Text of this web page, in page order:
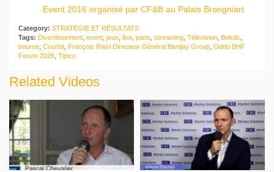
Event 2016 organisé par CF&B au Palais Brongniart
Category: STRATEGIE ET RÉSULTATS
Tags: Divertissement event jeux live paris streaming Télévision Betclic
bourse Courbit François Riahi Directeur Général Banijay Group Oddo BHF
Forum 2026 Tipico
Related Videos